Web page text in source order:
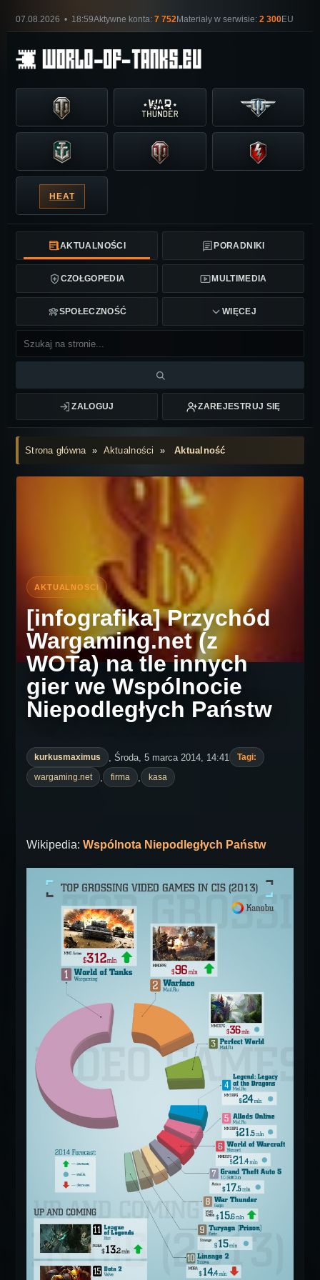
07.08.2026 • 18:59Aktywne konta: 7 752Materiały w serwisie: 2 300EU
HEAT
AKTUALNOŚCI PORADNIKI
CZOŁGOPEDIA MULTIMEDIA
SPOŁECZNOŚĆ WIĘCEJ
ZALOGUJ ZAREJESTRUJ SIĘ
Strona główna» Aktualności »Aktualność
[infografika] Przychód
Wargaming.net (z
WOTa) na tle innych
gier we Wspólnocie
Niepodległych Państw
kurkusmaximus , Środa, 5 marca 2014, 14:41
Tagi:
wargaming.net
firma kasa
Wikipedia: Wspólnota Niepodległych Państw